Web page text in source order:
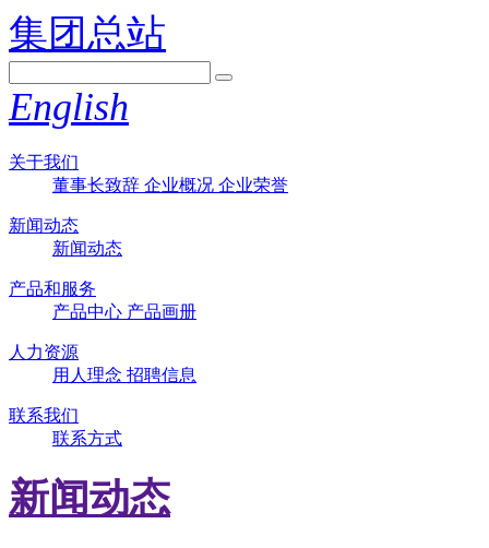
集团总站
English
关于我们
董事长致辞 企业概况 企业荣誉
新闻动态
新闻动态
产品和服务
产品中心 产品画册
人力资源
用人理念 招聘信息
联系我们
联系方式
新闻动态